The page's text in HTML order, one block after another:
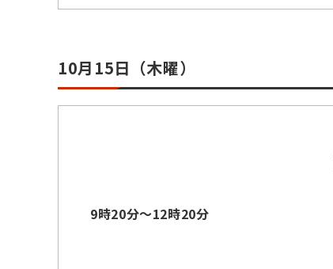
10月15日（木曜）
9時20分～12時20分